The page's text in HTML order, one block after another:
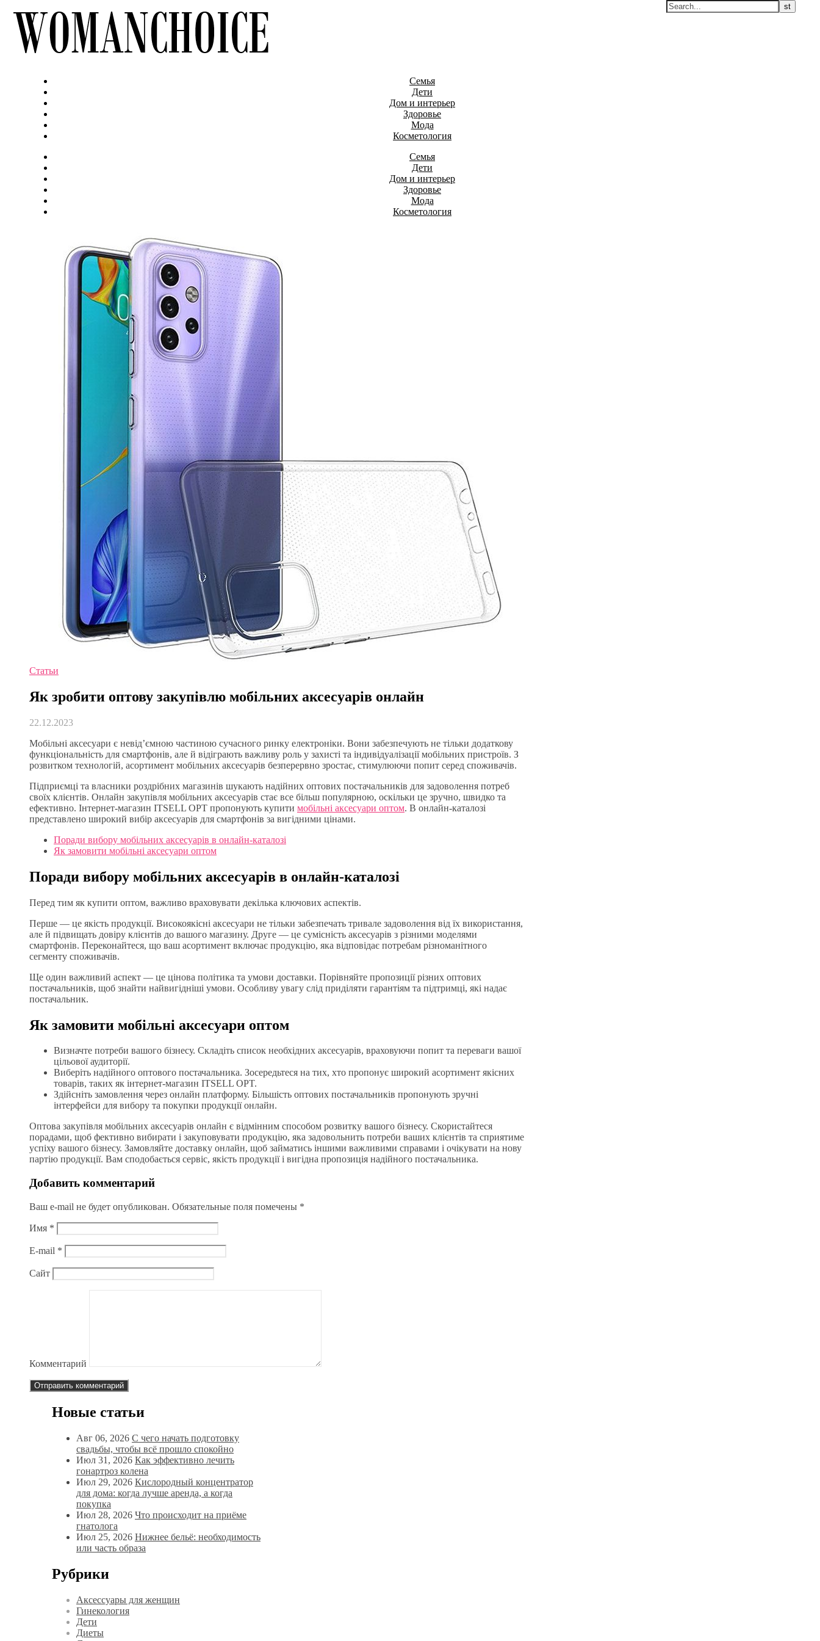
Семья
Дети
Дом и интерьер
Здоровье
Мода
Косметология
Семья
Дети
Дом и интерьер
Здоровье
Мода
Косметология
Статьи
Як зробити оптову закупівлю мобільних аксесуарів онлайн
22.12.2023
Мобільні аксесуари є невід’ємною частиною сучасного ринку електроніки. Вони забезпечують не тільки додаткову
функціональність для смартфонів, але й відіграють важливу роль у захисті та індивідуалізації мобільних пристроїв. З
розвитком технологій, асортимент мобільних аксесуарів безперервно зростає, стимулюючи попит серед споживачів.
Підприємці та власники роздрібних магазинів шукають надійних оптових постачальників для задоволення потреб
своїх клієнтів. Онлайн закупівля мобільних аксесуарів стає все більш популярною, оскільки це зручно, швидко та
ефективно. Інтернет-магазин ITSELL OPT пропонують купити мобільні аксесуари оптом. В онлайн-каталозі
представлено широкий вибір аксесуарів для смартфонів за вигідними цінами.
Поради вибору мобільних аксесуарів в онлайн-каталозі
Як замовити мобільні аксесуари оптом
Поради вибору мобільних аксесуарів в онлайн-каталозі
Перед тим як купити оптом, важливо враховувати декілька ключових аспектів.
Перше — це якість продукції. Високоякісні аксесуари не тільки забезпечать тривале задоволення від їх використання,
але й підвищать довіру клієнтів до вашого магазину. Друге — це сумісність аксесуарів з різними моделями
смартфонів. Переконайтеся, що ваш асортимент включає продукцію, яка відповідає потребам різноманітного
сегменту споживачів.
Ще один важливий аспект — це цінова політика та умови доставки. Порівняйте пропозиції різних оптових
постачальників, щоб знайти найвигідніші умови. Особливу увагу слід приділяти гарантіям та підтримці, які надає
постачальник.
Як замовити мобільні аксесуари оптом
Визначте потреби вашого бізнесу. Складіть список необхідних аксесуарів, враховуючи попит та переваги вашої
цільової аудиторії.
Виберіть надійного оптового постачальника. Зосередьтеся на тих, хто пропонує широкий асортимент якісних
товарів, таких як інтернет-магазин ITSELL OPT.
Здійсніть замовлення через онлайн платформу. Більшість оптових постачальників пропонують зручні
інтерфейси для вибору та покупки продукції онлайн.
Оптова закупівля мобільних аксесуарів онлайн є відмінним способом розвитку вашого бізнесу. Скористайтеся
порадами, щоб фективно вибирати і закуповувати продукцію, яка задовольнить потреби ваших клієнтів та сприятиме
успіху вашого бізнесу. Замовляйте доставку онлайн, щоб займатись іншими важливими справами і очікувати на нову
партію продукції. Вам сподобається сервіс, якість продукції і вигідна пропозиція надійного постачальника.
Добавить комментарий
Ваш e-mail не будет опубликован. Обязательные поля помечены *
Имя *
E-mail *
Сайт
Комментарий
Новые статьи
Авг 06, 2026 С чего начать подготовку
свадьбы, чтобы всё прошло спокойно
Июл 31, 2026 Как эффективно лечить
гонартроз колена
Июл 29, 2026 Кислородный концентратор
для дома: когда лучше аренда, а когда
покупка
Июл 28, 2026 Что происходит на приёме
гнатолога
Июл 25, 2026 Нижнее бельё: необходимость
или часть образа
Рубрики
Аксессуары для женщин
Гинекология
Дети
Диеты